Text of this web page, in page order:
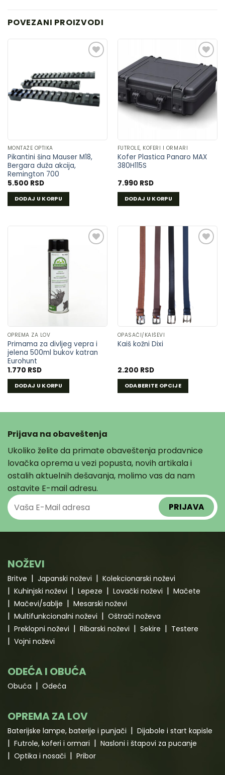
POVEZANI PROIZVODI
DODAJ
U
LISTU
MONTAŽE OPTIKA
Pikantini šina Mauser M18,
Bergara duža akcija,
Remington 700
5.500 RSD
DODAJ U KORPU
DODAJ
U
LISTU
ŽELJA
FUTROLE, KOFERI I ORMARI
Kofer Plastica Panaro MAX
380H115S
7.990 RSD
DODAJ U KORPU
OPREMA ZA LOV
Primama za divljeg vepra i
jelena 500ml bukov katran
Eurohunt
1.770 RSD
DODAJ U KORPU
LISTU
ŽELJA
OPASAČI/KAIŠEVI
Kaiš kožni Dixi
2.200 RSD
ODABERITE OPCIJE
Opcije
mogu
biti
na
Prijava na obaveštenja
Ukoliko želite da primate obaveštenja prodavnice
lovačka oprema u vezi popusta, novih artikala i
ostalih aktuelnih dešavanja, molimo vas da nam
ostavite E-mail adresu.
NOŽEVI
Britve Japanski noževi
Kolekcionarski noževi
Kuhinjski noževi
Lepeze Lovački noževi
Mačete
Mačevi/sablje
Mesarski noževi
Multifunkcionalni noževi
Oštrači noževa
Preklopni noževi
Ribarski noževi Sekire
Testere
Vojni noževi
ODEĆA I OBUĆA
Obuća Odeća
OPREMA ZA LOV
Baterijske lampe, baterije i punjači
Dijabole i start kapisle
Futrole, koferi i ormari
Nasloni i štapovi za pucanje
Optika i nosači
Pribor